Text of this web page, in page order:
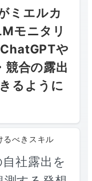
ミエルカ
モニタリ
や
合の露出
るように
るべきスキル
社露出を